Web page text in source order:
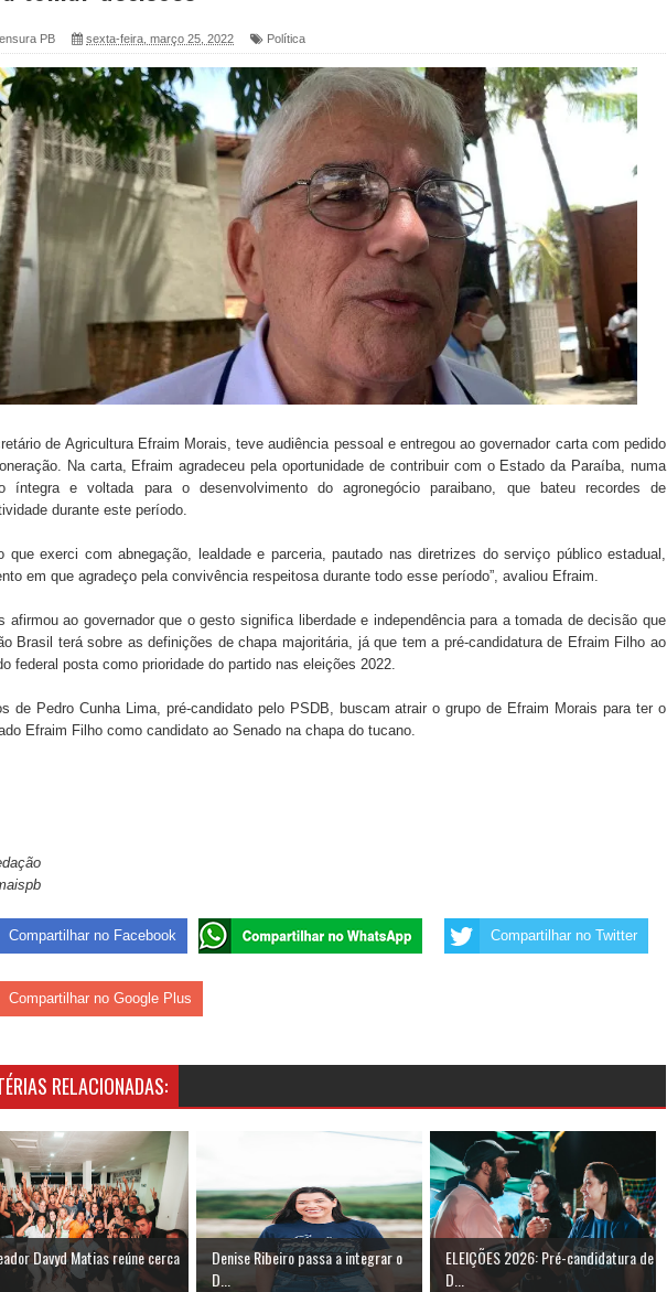
próteses dentárias já foram entregues pela Prefeitura de Sapé em 2026
Festa de Santana 2026 será neste sábado (25) e deve atrair grande público
Marí lamenta a morte da ex-vereadora Neta do Sindicato
em Brasília recursos para nova Casa de Acolhida e CRAS de Sapé
no Diretório Nacional do PDT durante Convenção em Brasília
inspiram a IV FEIRA LITERÁRIA DO BREJO em Guarabira
cerca de 200 lideranças em apoio à pré-candidatura de Denise Ribeiro à
evento de saúde pública do planeta com foco na qualificação dos serviços do
Perseguição na Gestão de Daniella Ribeiro e prática repudiável revolta
questionamentos da vereadora Rosângela e afirma que parcelamentos
PB sexta-feira, março 25, 2022 Política
de Agricultura Efraim Morais, teve audiência pessoal e entregou ao governador carta com pedido
Na carta, Efraim agradeceu pela oportunidade de contribuir com o Estado da Paraíba, numa
íntegra e voltada para o desenvolvimento do agronegócio paraibano, que bateu recordes de
durante este período.
que exerci com abnegação, lealdade e parceria, pautado nas diretrizes do serviço público estadual,
em que agradeço pela convivência respeitosa durante todo esse período”, avaliou Efraim.
afirmou ao governador que o gesto significa liberdade e independência para a tomada de decisão que
Brasil terá sobre as definições de chapa majoritária, já que tem a pré-candidatura de Efraim Filho ao
federal posta como prioridade do partido nas eleições 2022.
de Pedro Cunha Lima, pré-candidato pelo PSDB, buscam atrair o grupo de Efraim Morais para ter o
Efraim Filho como candidato ao Senado na chapa do tucano.
Compartilhar no Facebook Compartilhar no Twitter
Compartilhar no Google Plus
RELACIONADAS:
Davyd Matias reúne cerca
Denise Ribeiro passa a integrar o
D...
ELEIÇÕES 2026: Pré-candidatura de
D...